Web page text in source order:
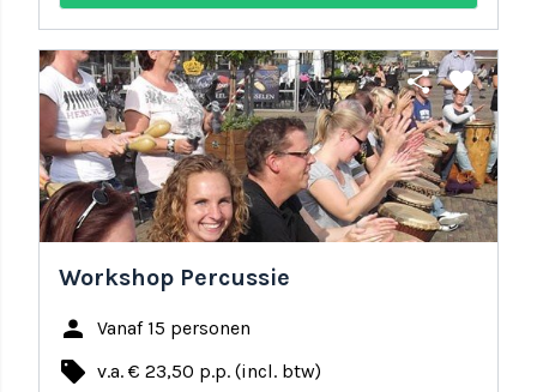
share favorite
Workshop Percussie
person Vanaf 15 personen
local_offer v.a. € 23,50 p.p. (incl. btw)